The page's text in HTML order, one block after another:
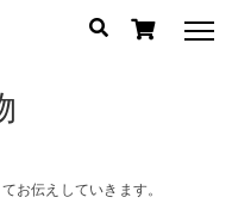
お伝えしていきます。